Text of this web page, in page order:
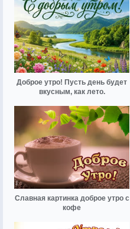
Доброе утро! Пусть день будет
вкусным, как лето.
Славная картинка доброе утро с
кофе